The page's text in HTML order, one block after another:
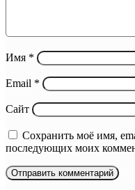
Имя *
Email *
Сайт
Сохранить моё имя,
последующих моих